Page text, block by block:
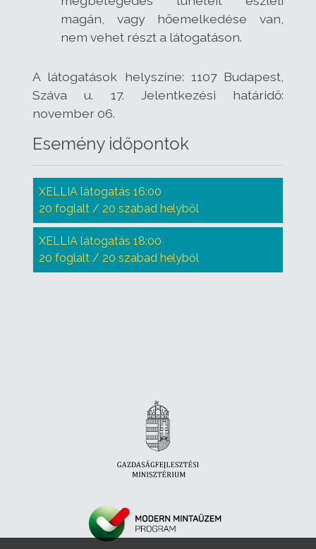
magán, vagy hőemelkedése van,
nem vehet részt a látogatáson.
A látogatások helyszíne: 1107 Budapest,
Száva u. 17. Jelentkezési határidő:
november 06.
Esemény időpontok
XELLIA látogatás 16:00
20 foglalt / 20 szabad helyből
XELLIA látogatás 18:00
20 foglalt / 20 szabad helyből